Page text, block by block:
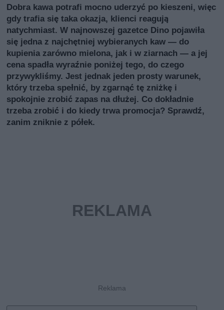
Dobra kawa potrafi mocno uderzyć po kieszeni, więc
gdy trafia się taka okazja, klienci reagują
natychmiast. W najnowszej gazetce Dino pojawiła
się jedna z najchętniej wybieranych kaw — do
kupienia zarówno mielona, jak i w ziarnach — a jej
cena spadła wyraźnie poniżej tego, do czego
przywykliśmy. Jest jednak jeden prosty warunek,
który trzeba spełnić, by zgarnąć tę zniżkę i
spokojnie zrobić zapas na dłużej. Co dokładnie
trzeba zrobić i do kiedy trwa promocja? Sprawdź,
zanim zniknie z półek.